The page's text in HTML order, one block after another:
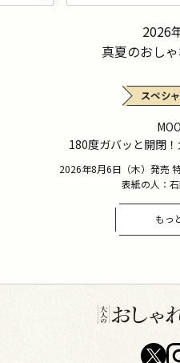
2026
真夏のおし
180度ガバッと開閉
2026年8月6日（木）発売
表紙の人：
もっ